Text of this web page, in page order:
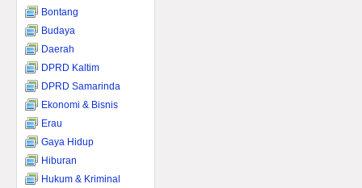
Bontang
Budaya
Daerah
DPRD Kaltim
DPRD Samarinda
Ekonomi & Bisnis
Erau
Gaya Hidup
Hiburan
Hukum & Kriminal